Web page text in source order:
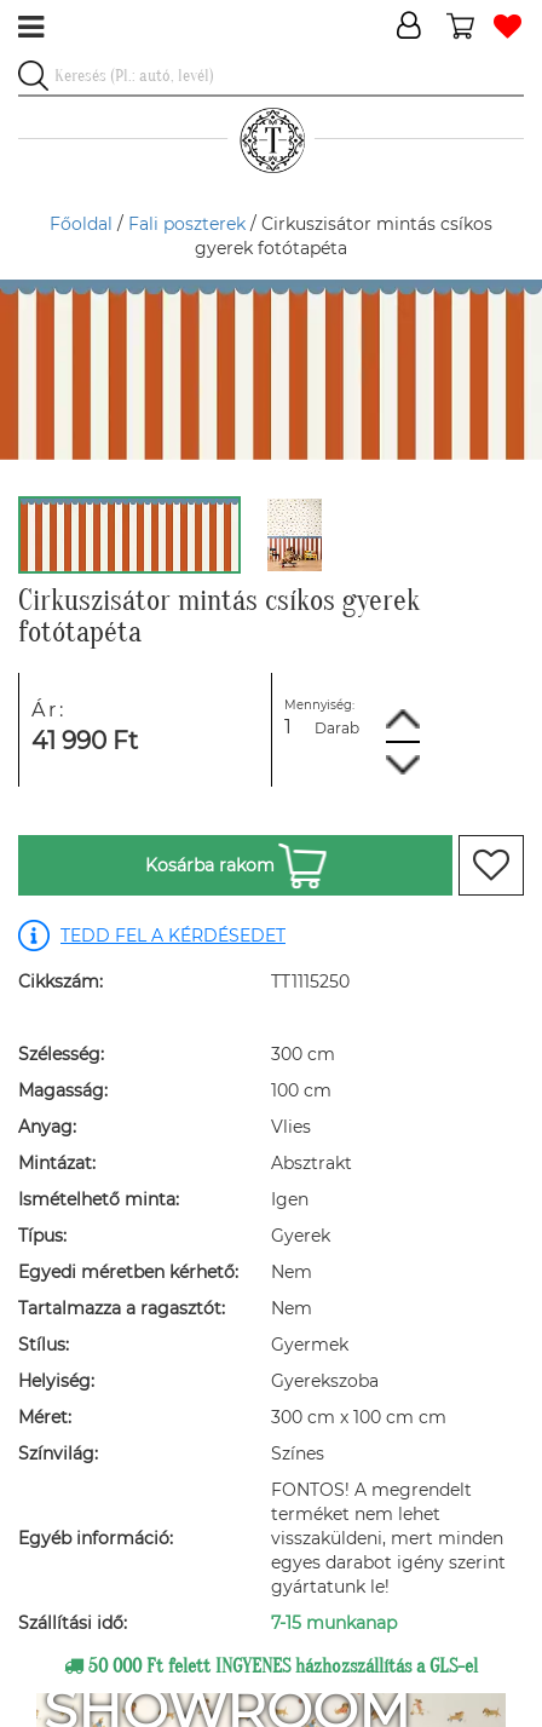
Főoldal / Fali poszterek / Cirkuszisátor mintás csíkos
gyerek fotótapéta
Cirkuszisátor mintás csíkos gyerek
fotótapéta
Ár:
41 990 Ft
Mennyiség:
Darab
Kosárba rakom
TEDD FEL A KÉRDÉSEDET
Cikkszám: TT1115250
Szélesség:
300 cm
Magasság:
100 cm
Anyag:
Vlies
Mintázat:
Absztrakt
Ismételhető minta:
Igen
Típus:
Gyerek
Egyedi méretben kérhető:
Nem
Tartalmazza a ragasztót:
Nem
Stílus:
Gyermek
Helyiség:
Gyerekszoba
Méret:
300 cm x 100 cm cm
Színvilág:
Színes
Egyéb információ:
FONTOS! A megrendelt
terméket nem lehet
visszaküldeni, mert minden
egyes darabot igény szerint
gyártatunk le!
Szállítási idő:
7-15 munkanap
50 000 Ft felett INGYENES házhozszállítás a GLS-el
SHOWROOM